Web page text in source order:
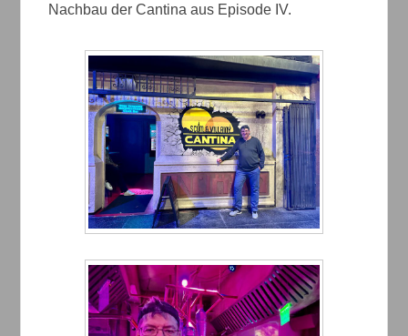
Nachbau der Cantina aus Episode IV.